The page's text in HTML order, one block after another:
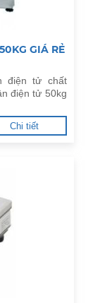
GIÁ RẺ
điện tử chất
điện tử 50kg
Chi tiết